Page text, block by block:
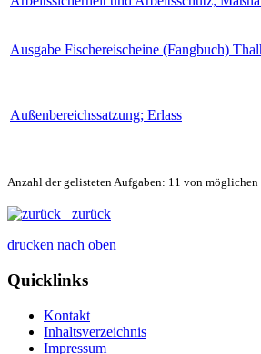
Ausgabe Fischereischeine (Fangbuch)
Außenbereichssatzung; Erlass
Anzahl der gelisteten Aufgaben: 11 von möglichen
zurück
drucken nach oben
Quicklinks
Kontakt
Inhaltsverzeichnis
Impressum